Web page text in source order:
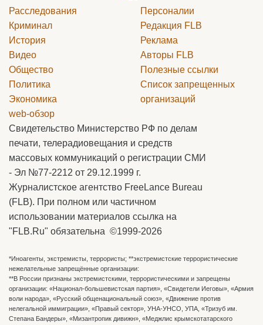
Расследования
Криминал
История
Видео
Общество
Политика
Экономика
web-обзор
Персоналии
Редакция FLB
Реклама
Авторы FLB
Полезные ссылки
Список запрещенных
организаций
Свидетельство Министерство РФ по делам
печати, телерадиовещания и средств
массовых коммуникаций о регистрации СМИ
- Эл №77-2212 от 29.12.1999 г.
Журналистское агентство FreeLance Bureau
(FLB). При полном или частичном
использовании материалов ссылка на
"FLB.Ru" обязательна ©1999-2026
*Иноагенты, экстремисты, террористы; **экстремистские террористические
нежелательные запрещённые организации:
**В России признаны экстремистскими, террористическими и запрещены
организации: «Национал-большевистская партия», «Свидетели Иеговы», «Армия
воли народа», «Русский общенациональный союз», «Движение против
нелегальной иммиграции», «Правый сектор», УНА-УНСО, УПА, «Тризуб им.
Степана Бандеры», «Мизантропик дивижн», «Меджлис крымскотатарского